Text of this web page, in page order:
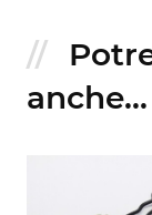
anche...